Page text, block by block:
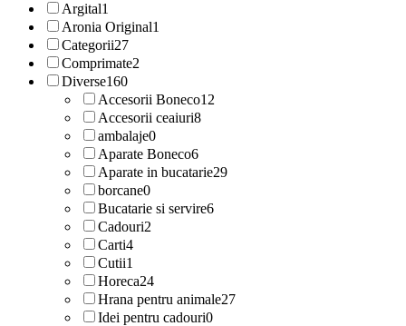
Argital1
Aronia Original1
Categorii27
Comprimate2
Diverse160
Accesorii Boneco12
Accesorii ceaiuri8
ambalaje0
Aparate Boneco6
Aparate in bucatarie29
borcane0
Bucatarie si servire6
Cadouri2
Carti4
Cutii1
Horeca24
Hrana pentru animale27
Idei pentru cadouri0